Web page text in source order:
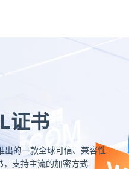
证书
出的一款全球可信、兼容性
，支持主流的加密方式